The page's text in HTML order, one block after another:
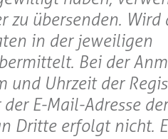
zu übersenden. Wird
in der jeweiligen
Bei der
und Uhrzeit der
E-Mail-Adresse der
Dritte erfolgt nicht.